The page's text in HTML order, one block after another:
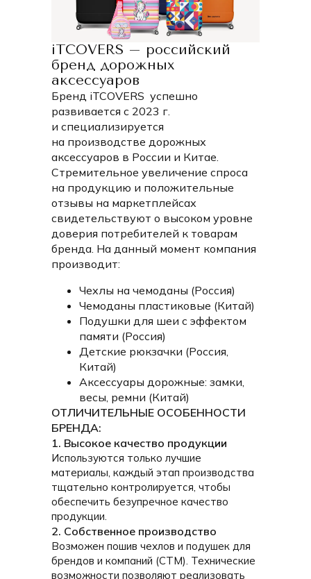
части чемодана):
S — высота от 50 до 55 см;
M — высота от 65 до 75 см;
L — высота от 75 до 85 см.
Выбирайте подходящий размер и наслаждайтесь
сочетанием безопасности и стиля в каждой поездке!
iTCOVERS – российский
бренд дорожных
аксессуаров
Бренд iTCOVERS успешно
развивается с 2023 г.
и специализируется
на производстве дорожных
аксессуаров в России и Китае.
Стремительное увеличение спроса
на продукцию и положительные
отзывы на маркетплейсах
свидетельствуют о высоком уровне
доверия потребителей к товарам
бренда. На данный момент компания
производит:
Чехлы на чемоданы (Россия)
Чемоданы пластиковые (Китай)
Подушки для шеи с эффектом
памяти (Россия)
Детские рюкзачки (Россия,
Китай)
Аксессуары дорожные: замки,
весы, ремни (Китай)
ОТЛИЧИТЕЛЬНЫЕ ОСОБЕННОСТИ
БРЕНДА:
1. Высокое качество продукции
Используются только лучшие
материалы, каждый этап производства
тщательно контролируется, чтобы
обеспечить безупречное качество
продукции.
2. Собственное производство
Возможен пошив чехлов и подушек для
брендов и компаний (СТМ). Технические
возможности позволяют реализовать